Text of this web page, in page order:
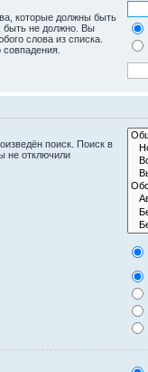
которые должны быть
быть не должно. Вы
слова из списка.
поиск. Поиск в
не отключили